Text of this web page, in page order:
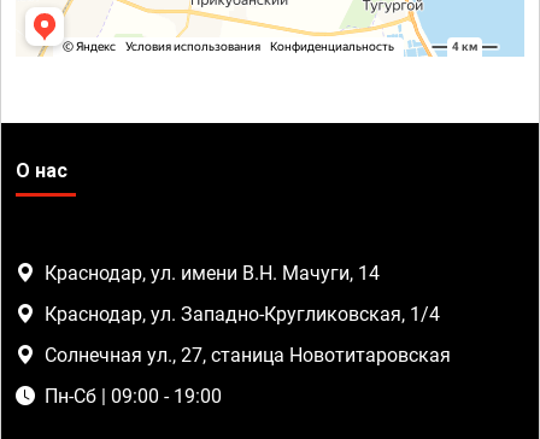
О нас
Краснодар, ул. имени В.Н. Мачуги, 14
Краснодар, ул. Западно-Кругликовская, 1/4
Солнечная ул., 27, станица Новотитаровская
Пн-Сб | 09:00 - 19:00